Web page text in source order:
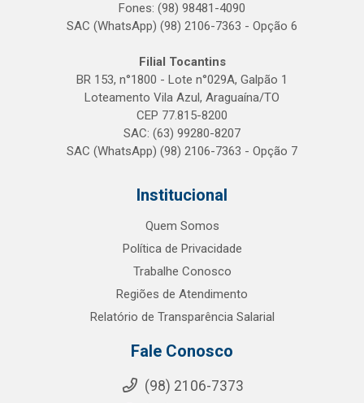
Fones: (98) 98481-4090
SAC (WhatsApp) (98) 2106-7363 - Opção 6
Filial Tocantins
BR 153, n°1800 - Lote n°029A, Galpão 1
Loteamento Vila Azul, Araguaína/TO
CEP 77.815-8200
SAC: (63) 99280-8207
SAC (WhatsApp) (98) 2106-7363 - Opção 7
Institucional
Quem Somos
Política de Privacidade
Trabalhe Conosco
Regiões de Atendimento
Relatório de Transparência Salarial
Fale Conosco
(98) 2106-7373